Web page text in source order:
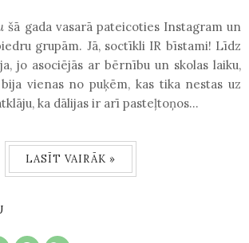
šā gada vasarā pateicoties Instagram un
grupām. Jā, soctīkli IR bīstami! Līdz
jo asociējās ar bērnību un skolas laiku,
vienas no puķēm, kas tika nestas uz
ka dālijas ir arī pasteļtoņos...
LASĪT VAIRĀK »